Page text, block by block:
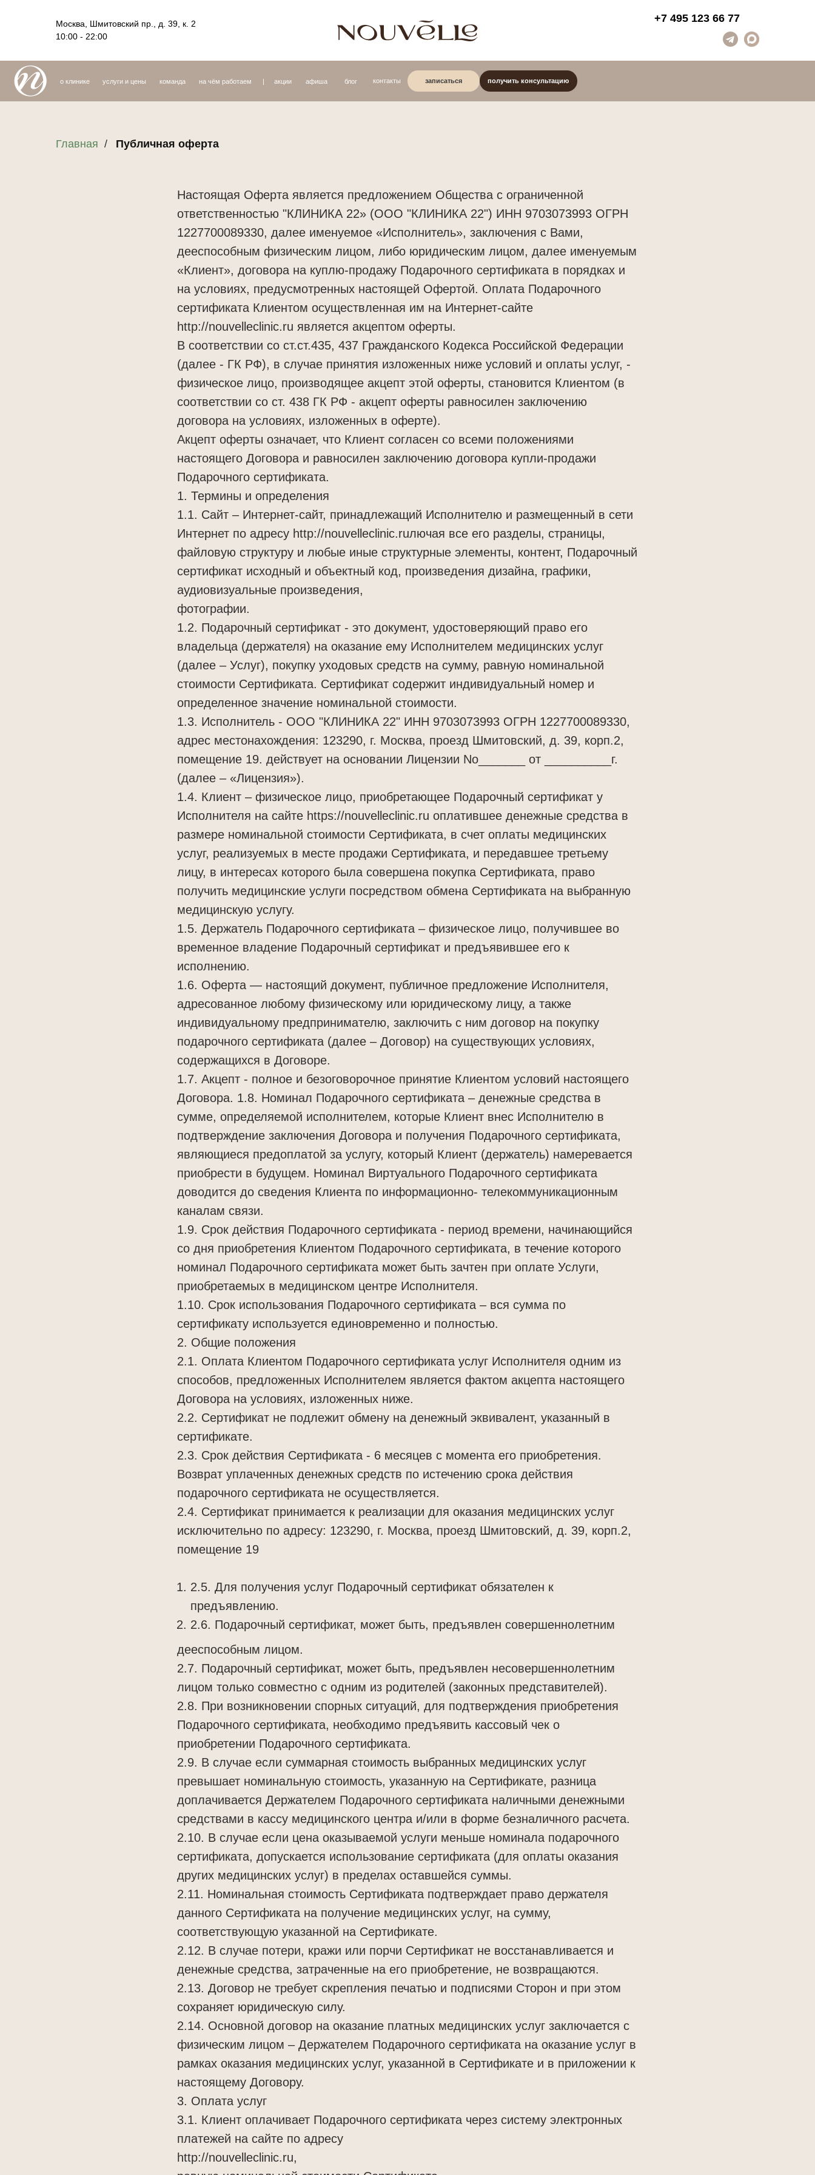
Москва, Шмитовский пр., д. 39, к. 2
10:00 - 22:00
заказать звонок
+7 495 123 66 77
записаться получить консультацию
Главная / Публичная оферта
Настоящая Оферта является предложением Общества с ограниченной
ответственностью "КЛИНИКА 22» (ООО "КЛИНИКА 22") ИНН 9703073993 ОГРН
1227700089330, далее именуемое «Исполнитель», заключения с Вами,
дееспособным физическим лицом, либо юридическим лицом, далее именуемым
«Клиент», договора на куплю-продажу Подарочного сертификата в порядках и
на условиях, предусмотренных настоящей Офертой. Оплата Подарочного
сертификата Клиентом осуществленная им на Интернет-сайте
http://nouvelleclinic.ru является акцептом оферты.
В соответствии со ст.ст.435, 437 Гражданского Кодекса Российской Федерации
(далее - ГК РФ), в случае принятия изложенных ниже условий и оплаты услуг, -
физическое лицо, производящее акцепт этой оферты, становится Клиентом (в
соответствии со ст. 438 ГК РФ - акцепт оферты равносилен заключению
договора на условиях, изложенных в оферте).
Акцепт оферты означает, что Клиент согласен со всеми положениями
настоящего Договора и равносилен заключению договора купли-продажи
Подарочного сертификата.
1. Термины и определения
1.1. Сайт – Интернет-сайт, принадлежащий Исполнителю и размещенный в сети
Интернет по адресу http://nouvelleclinic.ruлючая все его разделы, страницы,
файловую структуру и любые иные структурные элементы, контент, Подарочный
сертификат исходный и объектный код, произведения дизайна, графики,
аудиовизуальные произведения,
фотографии.
1.2. Подарочный сертификат - это документ, удостоверяющий право его
владельца (держателя) на оказание ему Исполнителем медицинских услуг
(далее – Услуг), покупку уходовых средств на сумму, равную номинальной
стоимости Сертификата. Сертификат содержит индивидуальный номер и
определенное значение номинальной стоимости.
1.3. Исполнитель - ООО "КЛИНИКА 22" ИНН 9703073993 ОГРН 1227700089330,
адрес местонахождения: 123290, г. Москва, проезд Шмитовский, д. 39, корп.2,
помещение 19. действует на основании Лицензии No_______ от __________г.
(далее – «Лицензия»).
1.4. Клиент – физическое лицо, приобретающее Подарочный сертификат у
Исполнителя на сайте https://nouvelleclinic.ru оплатившее денежные средства в
размере номинальной стоимости Сертификата, в счет оплаты медицинских
услуг, реализуемых в месте продажи Сертификата, и передавшее третьему
лицу, в интересах которого была совершена покупка Сертификата, право
получить медицинские услуги посредством обмена Сертификата на выбранную
медицинскую услугу.
1.5. Держатель Подарочного сертификата – физическое лицо, получившее во
временное владение Подарочный сертификат и предъявившее его к
исполнению.
1.6. Оферта — настоящий документ, публичное предложение Исполнителя,
адресованное любому физическому или юридическому лицу, а также
индивидуальному предпринимателю, заключить с ним договор на покупку
подарочного сертификата (далее – Договор) на существующих условиях,
содержащихся в Договоре.
1.7. Акцепт - полное и безоговорочное принятие Клиентом условий настоящего
Договора. 1.8. Номинал Подарочного сертификата – денежные средства в
сумме, определяемой исполнителем, которые Клиент внес Исполнителю в
подтверждение заключения Договора и получения Подарочного сертификата,
являющиеся предоплатой за услугу, который Клиент (держатель) намеревается
приобрести в будущем. Номинал Виртуального Подарочного сертификата
доводится до сведения Клиента по информационно- телекоммуникационным
каналам связи.
1.9. Срок действия Подарочного сертификата - период времени, начинающийся
со дня приобретения Клиентом Подарочного сертификата, в течение которого
номинал Подарочного сертификата может быть зачтен при оплате Услуги,
приобретаемых в медицинском центре Исполнителя.
1.10. Срок использования Подарочного сертификата – вся сумма по
сертификату используется единовременно и полностью.
2. Общие положения
2.1. Оплата Клиентом Подарочного сертификата услуг Исполнителя одним из
способов, предложенных Исполнителем является фактом акцепта настоящего
Договора на условиях, изложенных ниже.
2.2. Сертификат не подлежит обмену на денежный эквивалент, указанный в
сертификате.
2.3. Срок действия Сертификата - 6 месяцев с момента его приобретения.
Возврат уплаченных денежных средств по истечению срока действия
подарочного сертификата не осуществляется.
2.4. Сертификат принимается к реализации для оказания медицинских услуг
исключительно по адресу: 123290, г. Москва, проезд Шмитовский, д. 39, корп.2,
помещение 19
2.5. Для получения услуг Подарочный сертификат обязателен к
предъявлению.
2.6. Подарочный сертификат, может быть, предъявлен совершеннолетним
дееспособным лицом.
2.7. Подарочный сертификат, может быть, предъявлен несовершеннолетним
лицом только совместно с одним из родителей (законных представителей).
2.8. При возникновении спорных ситуаций, для подтверждения приобретения
Подарочного сертификата, необходимо предъявить кассовый чек о
приобретении Подарочного сертификата.
2.9. В случае если суммарная стоимость выбранных медицинских услуг
превышает номинальную стоимость, указанную на Сертификате, разница
доплачивается Держателем Подарочного сертификата наличными денежными
средствами в кассу медицинского центра и/или в форме безналичного расчета.
2.10. В случае если цена оказываемой услуги меньше номинала подарочного
сертификата, допускается использование сертификата (для оплаты оказания
других медицинских услуг) в пределах оставшейся суммы.
2.11. Номинальная стоимость Сертификата подтверждает право держателя
данного Сертификата на получение медицинских услуг, на сумму,
соответствующую указанной на Сертификате.
2.12. В случае потери, кражи или порчи Сертификат не восстанавливается и
денежные средства, затраченные на его приобретение, не возвращаются.
2.13. Договор не требует скрепления печатью и подписями Сторон и при этом
сохраняет юридическую силу.
2.14. Основной договор на оказание платных медицинских услуг заключается с
физическим лицом – Держателем Подарочного сертификата на оказание услуг в
рамках оказания медицинских услуг, указанной в Сертификате и в приложении к
настоящему Договору.
3. Оплата услуг
3.1. Клиент оплачивает Подарочного сертификата через систему электронных
платежей на сайте по адресу
http://nouvelleclinic.ru,